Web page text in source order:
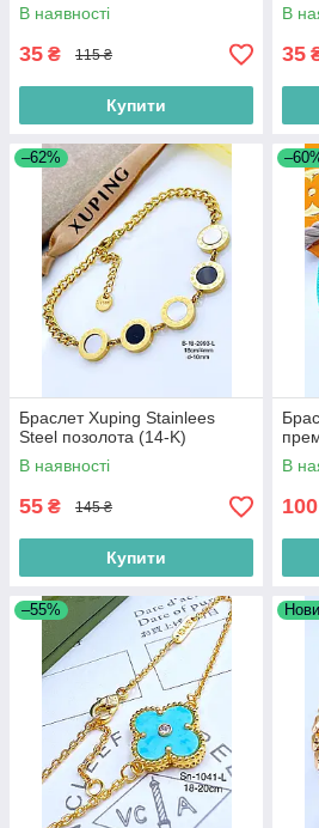
В наявності
35 ₴ 115 ₴
Купити
В
35
–62%
Браслет Xuping Stainlees
Steel позолота (14-K)
В наявності
55 ₴ 145 ₴
Купити
В
100
–55%